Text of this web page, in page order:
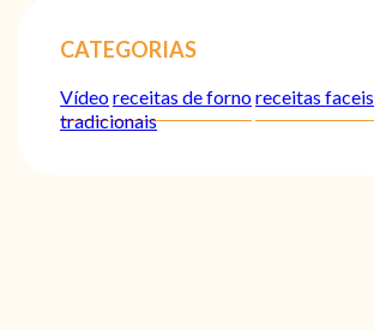
CATEGORIAS
Vídeoreceitas de fornoreceitas faceis
tradicionais